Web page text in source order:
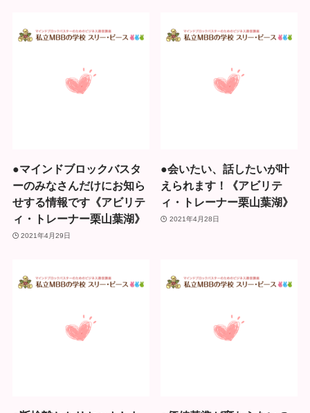
●マインドブロックバスタ
ーのみなさんだけにお知ら
せする情報です《アビリテ
ィ・トレーナー栗山葉湖》
2021年4月29日
●会いたい、話したいが叶
えられます！《アビリテ
ィ・トレーナー栗山葉湖》
2021年4月28日